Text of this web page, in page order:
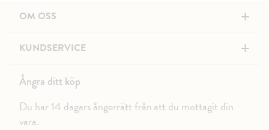
OM OSS +
KUNDSERVICE +
Ångra ditt köp
Du har 14 dagars ångerrätt från att du mottagit din
vara.